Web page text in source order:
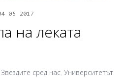
05 2017
на леката
Звездите сред нас,Университетът